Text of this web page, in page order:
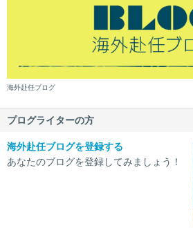
海外赴任ブログ
プログライターの方
海外赴任ブログを登録する
あなたのブログを登録してみましょう！